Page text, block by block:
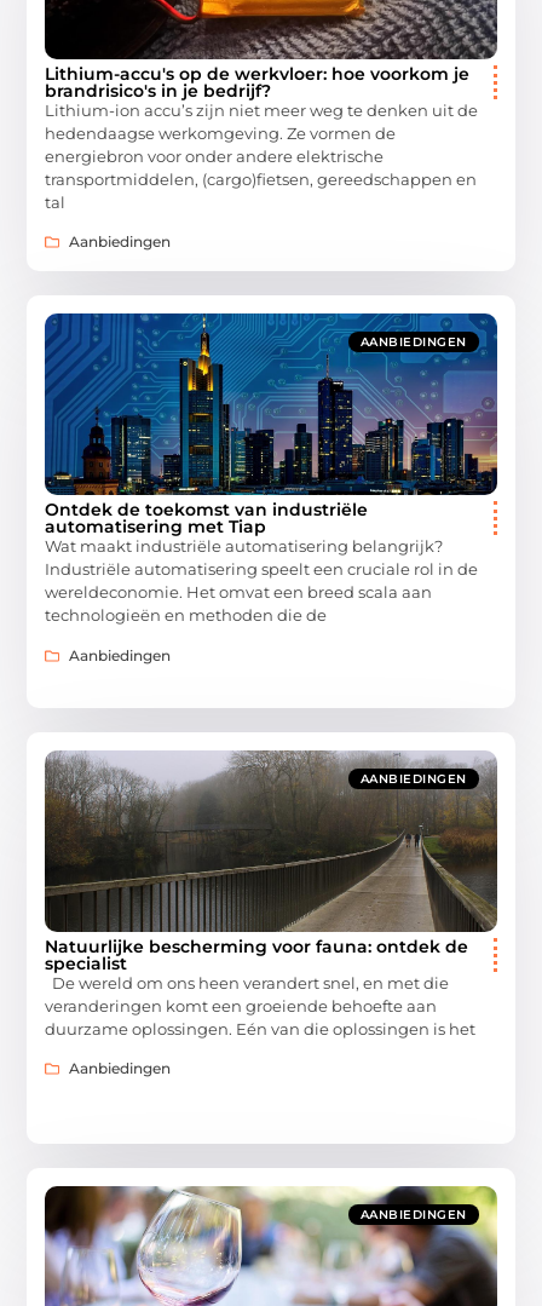
Lithium-accu's op de werkvloer: hoe voorkom je
brandrisico's in je bedrijf?
Lithium-ion accu’s zijn niet meer weg te denken uit de
hedendaagse werkomgeving. Ze vormen de
energiebron voor onder andere elektrische
transportmiddelen, (cargo)fietsen, gereedschappen en
tal
Aanbiedingen
AANBIEDINGEN
Ontdek de toekomst van industriële
automatisering met Tiap
Wat maakt industriële automatisering belangrijk?
Industriële automatisering speelt een cruciale rol in de
wereldeconomie. Het omvat een breed scala aan
technologieën en methoden die de
Aanbiedingen
AANBIEDINGEN
Natuurlijke bescherming voor fauna: ontdek de
specialist
De wereld om ons heen verandert snel, en met die
veranderingen komt een groeiende behoefte aan
duurzame oplossingen. Eén van die oplossingen is het
Aanbiedingen
AANBIEDINGEN